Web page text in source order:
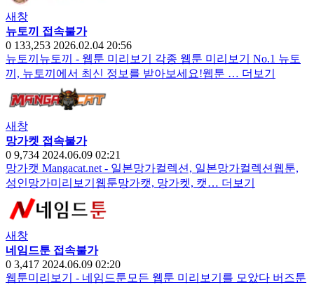
새창
뉴토끼 접속불가
0 133,253 2026.02.04 20:56
뉴토끼뉴토끼 - 웹툰 미리보기 각종 웹툰 미리보기 No.1 뉴토
끼, 뉴토끼에서 최신 정보를 받아보세요!웹툰 … 더보기
새창
망가켓 접속불가
0 9,734 2024.06.09 02:21
망가캣 Mangacat.net - 일본망가컬렉션, 일본망가컬렉션웹툰,
성인망가미리보기웹툰망가캣, 망가켓, 캣… 더보기
새창
네임드툰 접속불가
0 3,417 2024.06.09 02:20
웹툰미리보기 - 네임드툰모든 웹툰 미리보기를 모았다 버즈툰